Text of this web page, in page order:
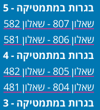
בגרות במתמטיקה - 5 יחידות
שאלון 807 - שאלון 582
שאלון 806 - שאלון 581
בגרות במתמטיקה - 4 יחידות
שאלון 805 - שאלון 482
שאלון 804 - שאלון 481
בגרות במתמטיקה - 3 יחידות